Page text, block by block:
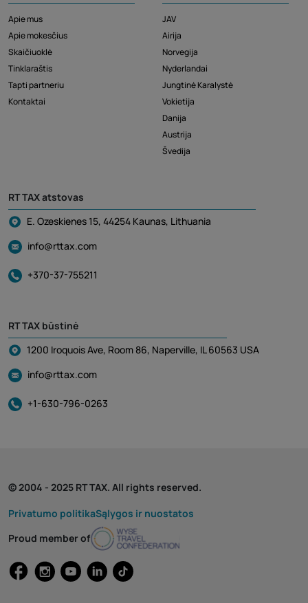
Apie mus
Apie mokesčius
Skaičiuoklė
Tinklaraštis
Tapti partneriu
Kontaktai
JAV
Airija
Norvegija
Nyderlandai
Jungtinė Karalystė
Vokietija
Danija
Austrija
Švedija
RT TAX atstovas
E. Ozeskienes 15, 44254 Kaunas, Lithuania
info@rttax.com
+370-37-755211
RT TAX būstinė
1200 Iroquois Ave, Room 86, Naperville, IL 60563 USA
info@rttax.com
+1-630-796-0263
© 2004 - 2025 RT TAX. All rights reserved.
Privatumo politikaSąlygos ir nuostatos
Proud member of